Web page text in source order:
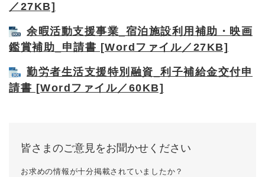
／27KB]
余暇活動支援事業_宿泊施設利用補助・映画
鑑賞補助_申請書 [Wordファイル／27KB]
勤労者生活支援特別融資_利子補給金交付申
請書 [Wordファイル／60KB]
皆さまのご意見をお聞かせください
お求めの情報が十分掲載されていましたか？